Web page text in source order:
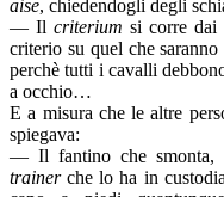
aise, chiedendogli degli
— Il criterium si corre dai
criterio su quel che saranno
perchè tutti i cavalli
a occhio…
E a misura che le altre
spiegava:
— Il fantino che smonta,
trainerche lo ha in